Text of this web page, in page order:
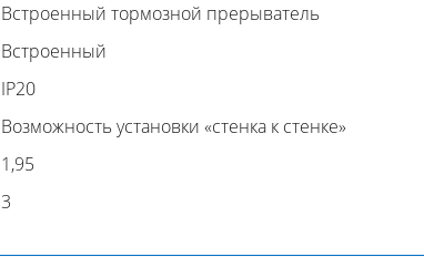
Встроенный тормозной прерыватель
Встроенный
IP20
Возможность установки «стенка к стенке»
1,95
3